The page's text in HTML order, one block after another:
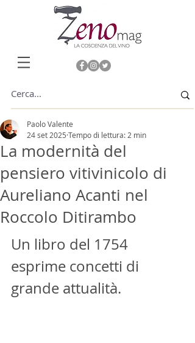
La modernità del
pensiero vitivinicolo di
Aureliano Acanti nel
Roccolo Ditirambo
Paolo Valente
24 set 2025 Tempo di lettura: 2 min
Un libro del 1754
esprime concetti di
grande attualità.